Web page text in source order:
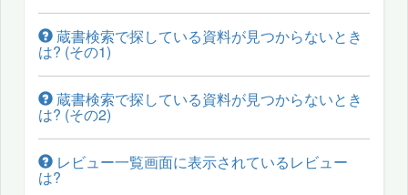
蔵書検索で探している資料が見つからないとき
は? (その1)
蔵書検索で探している資料が見つからないとき
は? (その2)
レビュー一覧画面に表示されているレビュー
は?